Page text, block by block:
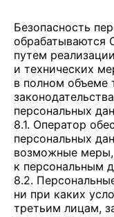
Безопасность
обрабатываются
путем
и технических
в полном объеме
персональных
8.1. Оператор
персональных
возможные
к персональным
8.2.
ни при каких
третьим лицам,